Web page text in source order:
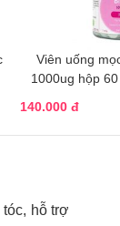
Viên uống
1000ug hộp
140.000 đ
hỗ trợ